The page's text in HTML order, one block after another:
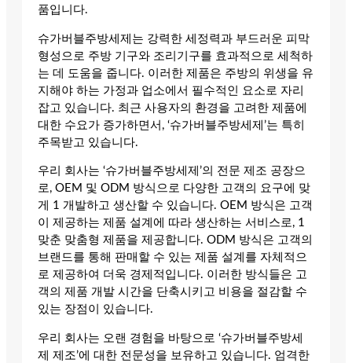
품입니다.
슈가버블주방세제는 강력한 세정력과 부드러운 피막
형성으로 주방 기구와 조리기구를 효과적으로 세척하
는 데 도움을 줍니다. 이러한 제품은 주방의 위생을 유
지해야 하는 가정과 업소에서 필수적인 요소로 자리
잡고 있습니다. 최근 사용자의 환경을 고려한 제품에
대한 수요가 증가하면서, ‘슈가버블주방세제’는 특히
주목받고 있습니다.
우리 회사는 ‘슈가버블주방세제’의 전문 제조 공장으
로, OEM 및 ODM 방식으로 다양한 고객의 요구에 맞
게 1 개발하고 생산할 수 있습니다. OEM 방식은 고객
이 제공하는 제품 설계에 따라 생산하는 서비스로, 1
맞춘 맞춤형 제품을 제공합니다. ODM 방식은 고객의
브랜드를 통해 판매할 수 있는 제품 설계를 자체적으
로 제공하여 더욱 경제적입니다. 이러한 방식들은 고
객의 제품 개발 시간을 단축시키고 비용을 절감할 수
있는 장점이 있습니다.
우리 회사는 오랜 경험을 바탕으로 ‘슈가버블주방세
제 제조’에 대한 전문성을 보유하고 있습니다. 엄격한